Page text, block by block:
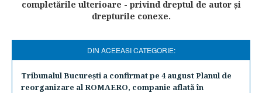
completările ulterioare - privind dreptul de autor şi
drepturile conexe.
DIN ACEEASI CATEGORIE:
Tribunalul Bucureşti a confirmat pe 4 august Planul de
reorganizare al ROMAERO, companie aflată în